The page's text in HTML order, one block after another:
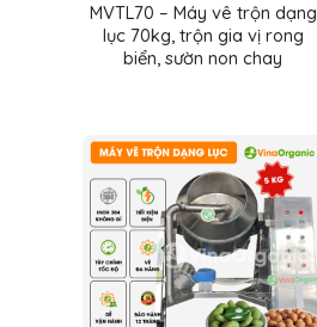
MVTL70 – Máy vê trộn dạng
lục 70kg, trộn gia vị rong
biển, sườn non chay